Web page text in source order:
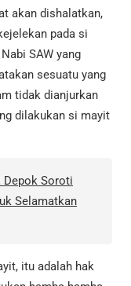
akan dishalatkan,
pada si
SAW yang
sesuatu yang
tidak dianjurkan
dilakukan si mayit
Depok Soroti
Selamatkan
itu adalah hak